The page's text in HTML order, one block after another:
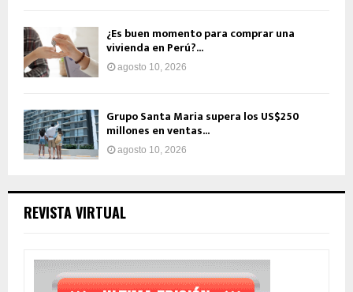
¿Es buen momento para comprar una
vivienda en Perú?...
agosto 10, 2026
Grupo Santa Maria supera los US$250
millones en ventas...
agosto 10, 2026
REVISTA VIRTUAL